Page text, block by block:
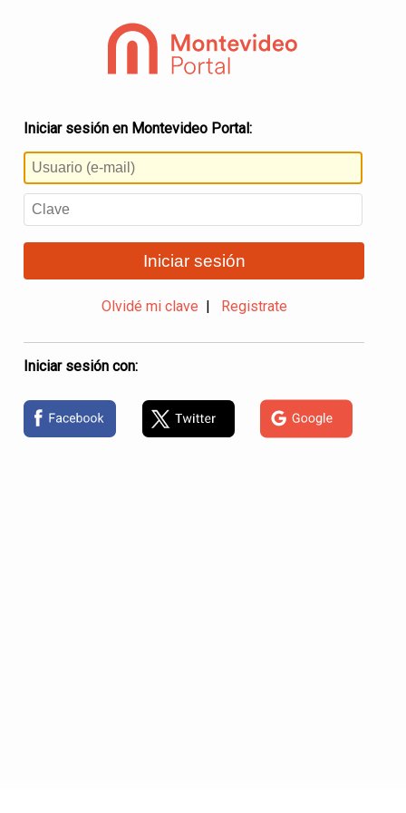
Iniciar sesión en Montevideo Portal:
Iniciar sesión
Olvidé mi clave Registrate
Iniciar sesión con: